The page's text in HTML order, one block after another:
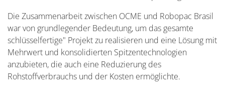
Die Zusammenarbeit zwischen OCME und Robopac Brasil
war von grundlegender Bedeutung, um das gesamte
schlüsselfertige" Projekt zu realisieren und eine Lösung mit
Mehrwert und konsolidierten Spitzentechnologien
anzubieten, die auch eine Reduzierung des
Rohstoffverbrauchs und der Kosten ermöglichte.